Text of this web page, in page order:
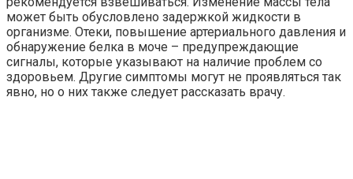
может быть обусловлено задержкой жидкости в
организме. Отеки, повышение артериального давления и
обнаружение белка в моче – предупреждающие
сигналы, которые указывают на наличие проблем со
здоровьем. Другие симптомы могут не проявляться так
явно, но о них также следует рассказать врачу.